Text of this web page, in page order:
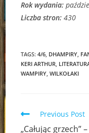
Rok wydania:
Liczba stron:430
TAGS:4/6 DHAMPIRY
KERI ARTHUR
WAMPIRY WILKOŁAKI
Read
Previous Post
„Całując grzech”